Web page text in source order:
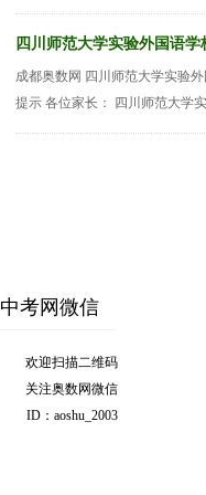
四川师范大学实验外国语
成都奥数网 四川师范大学实验
提示 各位家长： 四川师范大学
中考网微信
欢迎扫描二维码
关注奥数网微信
ID：aoshu_2003